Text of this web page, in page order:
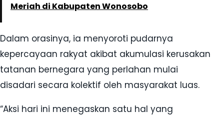
Meriah di Kabupaten Wonosobo
Dalam orasinya, ia menyoroti pudarnya
kepercayaan rakyat akibat akumulasi kerusakan
tatanan bernegara yang perlahan mulai
disadari secara kolektif oleh masyarakat luas.
“Aksi hari ini menegaskan satu hal yang